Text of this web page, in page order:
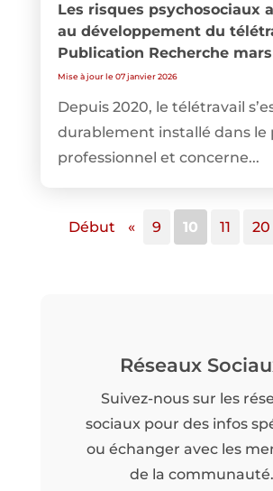
Les risques psychosociaux
au développement du
Publication Recherche mars
Mise à jour le 07 janvier 2026
Depuis 2020, le télétravail
durablement installé dans le
professionnel et concerne...
Début « 9 10 11 20
Réseaux
Suivez-nous sur les
sociaux pour des infos
ou échanger avec les
de la communauté.